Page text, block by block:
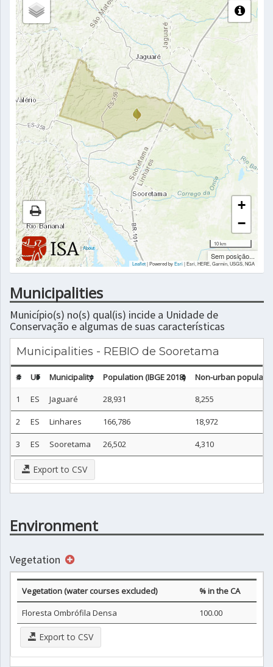
|About
+
−
10 km
Sem posição...
Leaflet| Powered byEsri|Esri, HERE, Garmin, USGS, NGA
Municipalities
Município(s) no(s) qual(is) incide a Unidade de
Conservação e algumas de suas características
Municipalities - REBIO de Sooretama
# UF Municipality Population (IBGE 2018)
Non-urban
1
ES Jaguaré 28,931 8,255
2 ES Linhares 166,786 18,972
3 ES Sooretama 26,502 4,310
Export to CSV
Environment
Vegetation
Vegetation (water courses excluded)
% in the CA
Floresta Ombrófila Densa
100.00
Export to CSV